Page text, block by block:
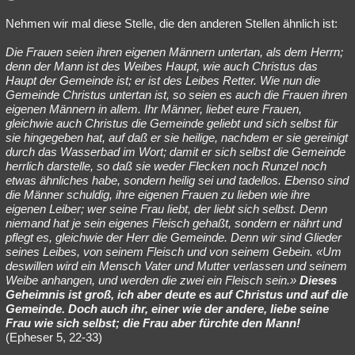
Nehmen wir mal diese Stelle, die den anderen Stellen ähnlich ist:
Die Frauen seien ihren eigenen Männern untertan, als dem Herrn;
denn der Mann ist des Weibes Haupt, wie auch Christus das
Haupt der Gemeinde ist; er ist des Leibes Retter. Wie nun die
Gemeinde Christus untertan ist, so seien es auch die Frauen ihren
eigenen Männern in allem. Ihr Männer, liebet eure Frauen,
gleichwie auch Christus die Gemeinde geliebt und sich selbst für
sie hingegeben hat, auf daß er sie heilige, nachdem er sie gereinigt
durch das Wasserbad im Wort; damit er sich selbst die Gemeinde
herrlich darstelle, so daß sie weder Flecken noch Runzel noch
etwas ähnliches habe, sondern heilig sei und tadellos. Ebenso sind
die Männer schuldig, ihre eigenen Frauen zu lieben wie ihre
eigenen Leiber; wer seine Frau liebt, der liebt sich selbst. Denn
niemand hat je sein eigenes Fleisch gehaßt, sondern er nährt und
pflegt es, gleichwie der Herr die Gemeinde. Denn wir sind Glieder
seines Leibes, von seinem Fleisch und von seinem Gebein. «Um
deswillen wird ein Mensch Vater und Mutter verlassen und seinem
Weibe anhangen, und werden die zwei ein Fleisch sein.» Dieses
Geheimnis ist groß, ich aber deute es auf Christus und auf die
Gemeinde. Doch auch ihr, einer wie der andere, liebe seine
Frau wie sich selbst; die Frau aber fürchte den Mann!
(Epheser 5, 22-33)